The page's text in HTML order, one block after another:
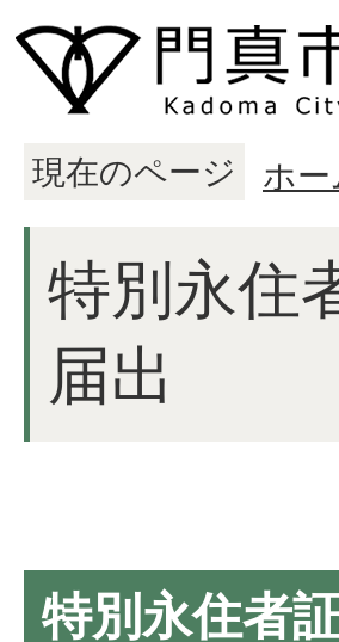
現在のページ ホー
特別永住
届出
特別永住者